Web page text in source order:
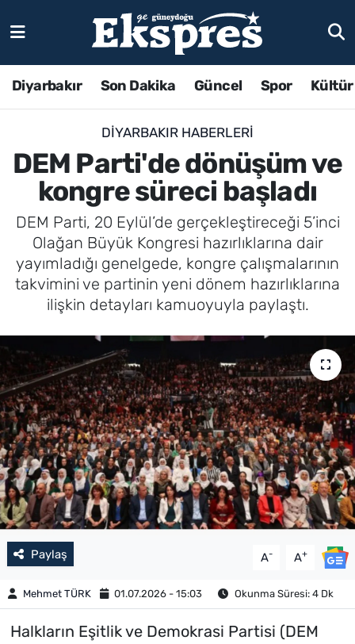
Diyarbakır Son Dakika Güncel Spor
DIYARBAKIR HABERLERI
DEM Parti'de dönüşüm ve
kongre süreci başladı
DEM Parti, 20 Eylül’de gerçekleştireceği 5’inci
Olağan Büyük Kongresi hazırlıklarına dair
yayımladığı genelgede, kongre çalışmalarının
takvimini ve partinin yeni dönem hazırlıklarına
ilişkin detayları kamuoyuyla paylaştı.
Paylaş A- A+
Mehmet TÜRK 01.07.2026 - 15:03 Okunma Süresi: 4 Dk
Halkların Eşitlik ve Demokrasi Partisi (DEM